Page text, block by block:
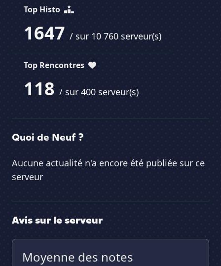
Top Histo
1647 / sur 10 760 serveur(s)
Top Rencontres
118 / sur 400 serveur(s)
Quoi de Neuf ?
Aucune actualité n'a encore été publiée sur ce
serveur
Avis sur le serveur
Moyenne des notes